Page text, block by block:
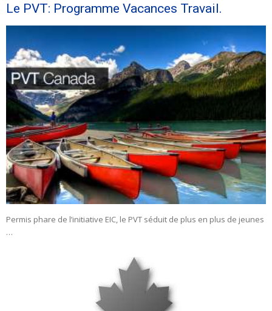
Le PVT: Programme Vacances Travail.
Permis phare de l’initiative EIC, le PVT séduit de plus en plus de jeunes
…